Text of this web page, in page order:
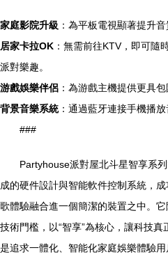
家庭影院升級 ：為平板電視顯著提升
居家卡拉OK ：無需前往KTV，即可隨
派對樂趣。
游戲娛樂伴侶 ：為游戲主機提供更具
背景音樂系統：通過藍牙連接手機播放
###
Partyhouse派對屋北斗星智享系
成的硬件設計與智能軟件控制系統，
歌體驗融合進一個簡潔的裝置之中。
技術門檻，以“智享”為核心，讓科技
是追求一體化、智能化家庭娛樂體驗用